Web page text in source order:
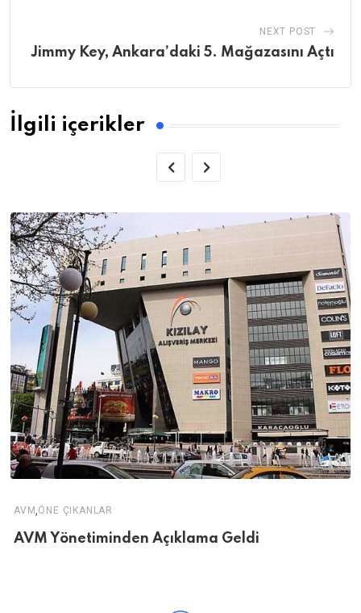
NEXT POST
Jimmy Key, Ankara’daki 5. Mağazasını Açtı
İlgili içerikler
AVM,ÖNE ÇIKANLAR
AVM Yönetiminden Açıklama Geldi